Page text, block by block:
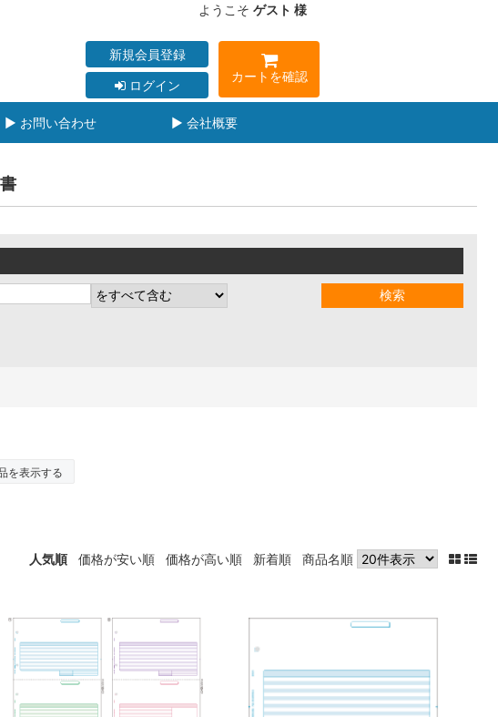
ようこそ ゲスト 様
新規会員登録
ログイン
カートを確認
▶ お問い合わせ ▶ 会社概要
を表示する
人気順 価格が安い順 価格が高い順 新着順 商品名順